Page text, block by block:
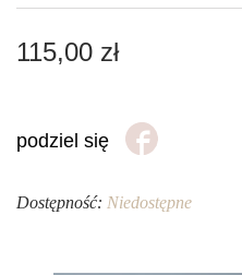
115,00 zł
podziel się
Dostępność: Niedostępne